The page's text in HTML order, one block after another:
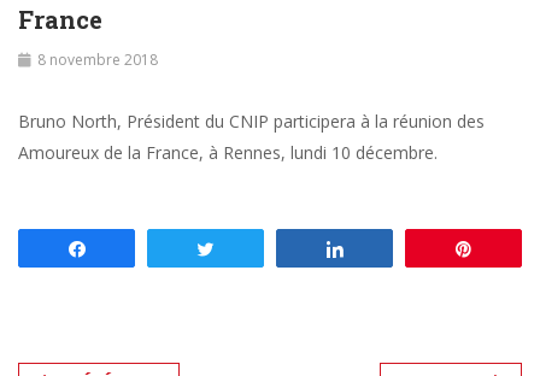
France
8 novembre 2018
Bruno North, Président du CNIP participera à la réunion des
Amoureux de la France, à Rennes, lundi 10 décembre.